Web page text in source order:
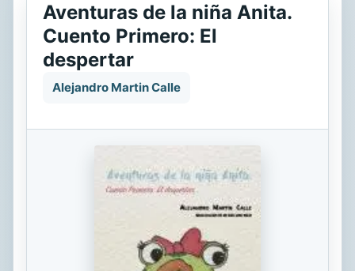
Aventuras de la niña Anita.
Cuento Primero: El
despertar
Alejandro Martin Calle